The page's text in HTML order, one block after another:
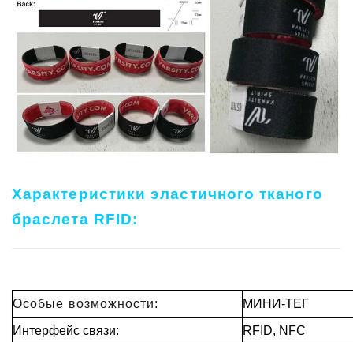
Характеристики эластичного тканого
браслета RFID:
Особые возможности:
МИНИ-ТЕГ
Интерфейс связи:
RFID, NFC